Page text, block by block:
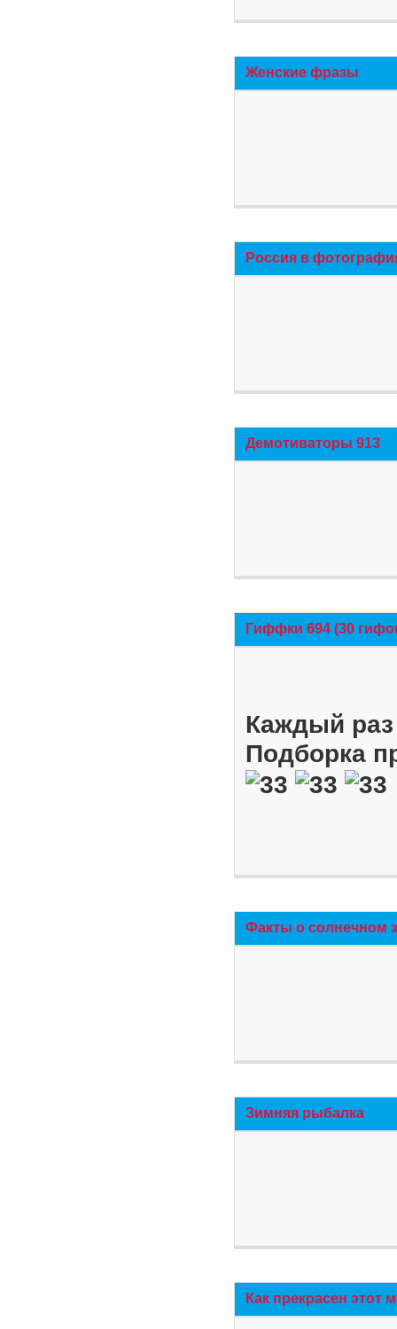
Женские фразы
Россия в
Демотиваторы 913
Гиффки 694 (30
Каждый
Подборка
Факты о солнечном
Зимняя рыбалка
Как прекрасен этот